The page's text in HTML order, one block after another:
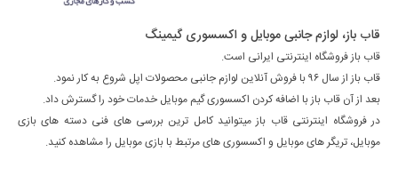
قاب باز، لوازم جانبی موبایل و اکسسوری گیمینگ
قاب باز فروشگاه اینترنتی ایرانی است.
قاب باز از سال ۹۶ با فروش آنلاین لوازم جانبی محصولات اپل شروع به کار نمود.
بعد از آن قاب باز با اضافه کردن اکسسوری گیم موبایل خدمات خود را گسترش داد.
در فروشگاه اینترنتی قاب باز میتوانید کامل ترین بررسی های فنی دسته های بازی
موبایل، تریگر های موبایل و اکسسوری های مرتبط با بازی موبایل را مشاهده کنید.